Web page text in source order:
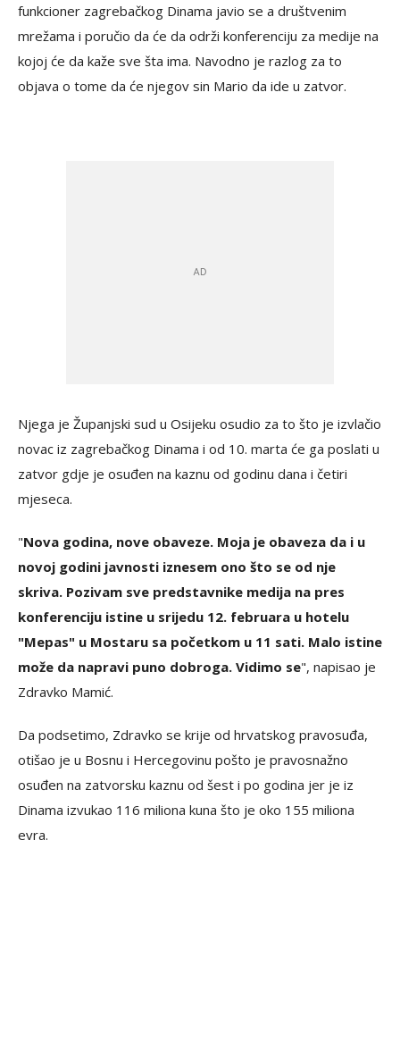
funkcioner zagrebačkog Dinama javio se a društvenim
mrežama i poručio da će da održi konferenciju za medije na
kojoj će da kaže sve šta ima. Navodno je razlog za to
objava o tome da će njegov sin Mario da ide u zatvor.
Njega je Županjski sud u Osijeku osudio za to što je izvlačio
novac iz zagrebačkog Dinama i od 10. marta će ga poslati u
zatvor gdje je osuđen na kaznu od godinu dana i četiri
mjeseca.
"Nova godina, nove obaveze. Moja je obaveza da i u
novoj godini javnosti iznesem ono što se od nje
skriva. Pozivam sve predstavnike medija na pres
konferenciju istine u srijedu 12. februara u hotelu
"Mepas" u Mostaru sa početkom u 11 sati. Malo istine
može da napravi puno dobroga. Vidimo se", napisao je
Zdravko Mamić.
Da podsetimo, Zdravko se krije od hrvatskog pravosuđa,
otišao je u Bosnu i Hercegovinu pošto je pravosnažno
osuđen na zatvorsku kaznu od šest i po godina jer je iz
Dinama izvukao 116 miliona kuna što je oko 155 miliona
evra.